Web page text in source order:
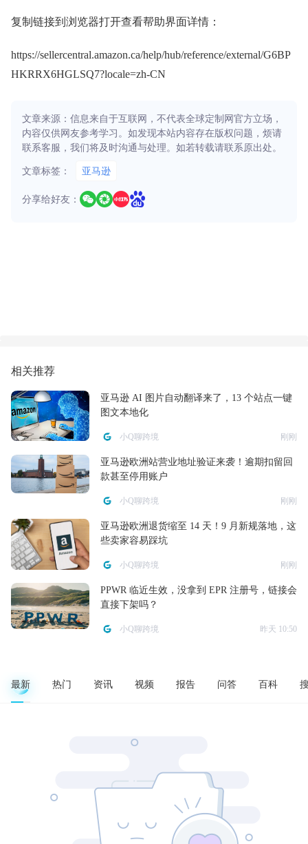
复制链接到浏览器打开查看帮助界面详情：
https://sellercentral.amazon.ca/help/hub/reference/external/G6BP
HKRRX6HGLSQ7?locale=zh-CN
文章来源：信息来自于互联网，不代表全球定制网官方立场，
内容仅供网友参考学习。如发现本站内容存在版权问题，烦请
联系客服，我们将及时沟通与处理。如若转载请联系原出处。
文章标签： 亚马逊
分享给好友：
相关推荐
亚马逊 AI 图片自动翻译来了，13 个站点一键
图文本地化
小Q聊跨境 刚刚
亚马逊欧洲站营业地址验证来袭！逾期扣留回
款甚至停用账户
小Q聊跨境 刚刚
亚马逊欧洲退货缩至 14 天！9 月新规落地，这
些卖家容易踩坑
小Q聊跨境 刚刚
PPWR 临近生效，没拿到 EPR 注册号，链接会
直接下架吗？
小Q聊跨境 昨天 10:50
最新 热门 资讯 视频 报告 问答 百科